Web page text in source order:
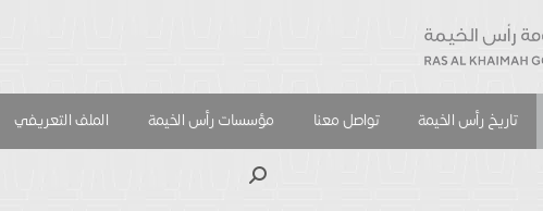
تاريخ رأس الخيمة تواصل معنا مؤسسات رأس الخيمة الملف التعريفي